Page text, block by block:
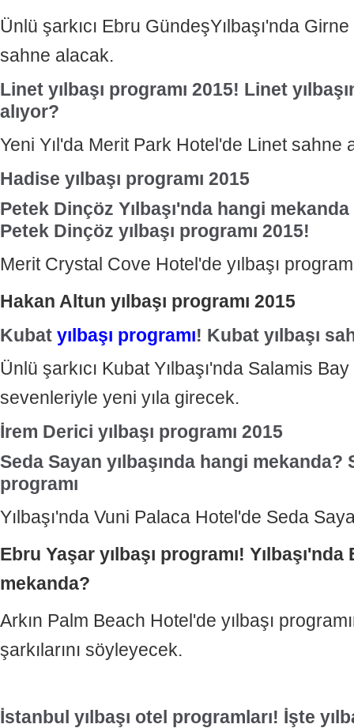
Ünlü şarkıcı Ebru GündeşYılbaşı'nda
sahne alacak.
Linet yılbaşı programı 2015! Linet
alıyor?
Yeni Yıl'da Merit Park Hotel'de Linet sahne
Hadise yılbaşı programı 2015
Petek Dinçöz Yılbaşı'nda hangi
Petek Dinçöz yılbaşı programı 2015!
Merit Crystal Cove Hotel'de yılbaşı
Hakan Altun yılbaşı programı 2015
Kubat yılbaşı programı! Kubat yılbaşı
Ünlü şarkıcı Kubat Yılbaşı'nda Salamis
sevenleriyle yeni yıla girecek.
İrem Derici yılbaşı programı 2015
Seda Sayan yılbaşında hangi mekanda?
programı
Yılbaşı'nda Vuni Palaca Hotel'de Seda
Ebru Yaşar yılbaşı programı!
mekanda?
Arkın Palm Beach Hotel'de yılbaşı
şarkılarını söyleyecek.
İstanbul yılbaşı otel programları! İşte